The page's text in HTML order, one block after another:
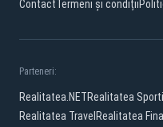
ContactTermeni și condiții
Parteneri:
Realitatea.NETRealitatea
Realitatea Travel Realitatea